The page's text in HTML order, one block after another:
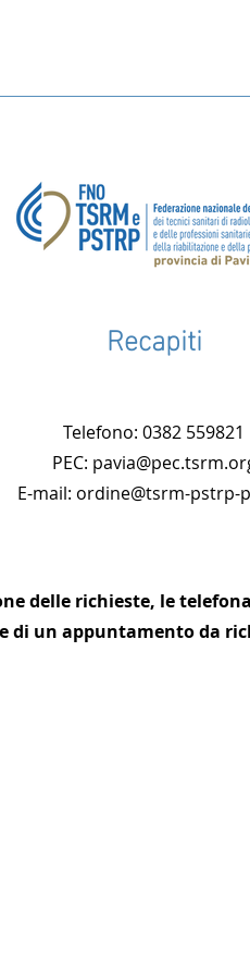
professionisti e persone
Recapiti
Telefono: 0382 559821
PEC:
E-mail: ordine@tsrm-pstrp-
delle richieste, le
di un appuntamento da